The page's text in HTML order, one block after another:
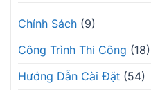
Chính Sách (9)
Công Trình Thi Công (18)
Hướng Dẫn Cài Đặt (54)